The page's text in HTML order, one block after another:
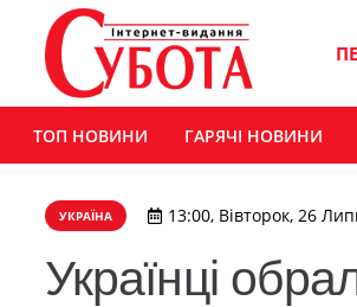
ТОП НОВИНИ ГАРЯЧІ НОВИНИ
УКРАЇНА 13:00, Вівторок, 26
Українці